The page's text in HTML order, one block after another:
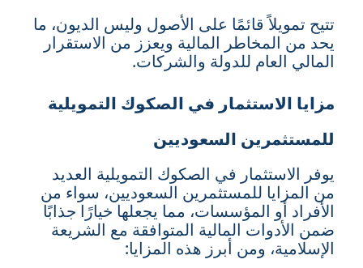
تتيح تمويلاً قائمًا على الأصول وليس الديون، ما
يحد من المخاطر المالية ويعزز من الاستقرار
المالي العام للدولة والشركات.
مزايا الاستثمار في الصكوك التمويلية
للمستثمرين السعوديين
يوفر الاستثمار في الصكوك التمويلية العديد
من المزايا للمستثمرين السعوديين، سواء من
الأفراد أو المؤسسات، مما يجعلها خيارًا جذابًا
ضمن الأدوات المالية المتوافقة مع الشريعة
الإسلامية، ومن أبرز هذه المزايا: